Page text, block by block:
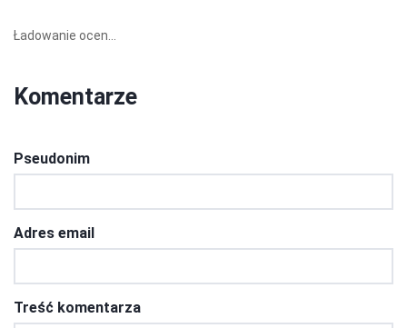
Ładowanie ocen...
Komentarze
Pseudonim
Adres email
Treść komentarza